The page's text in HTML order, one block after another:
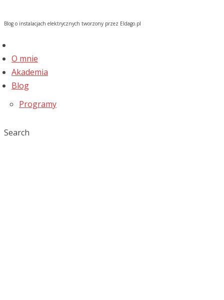
Blog o instalacjach elektrycznych tworzony przez Eldago.pl
O mnie
Akademia
Blog
Programy
Search